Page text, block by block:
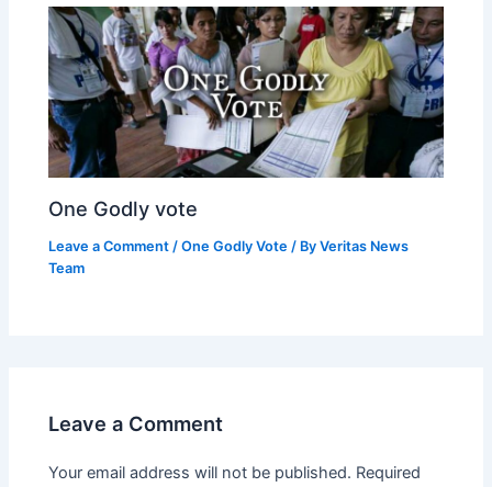
One Godly vote
Leave a Comment /One Godly Vote / ByVeritas News
Team
Leave a Comment
Your email address will not be published. Required